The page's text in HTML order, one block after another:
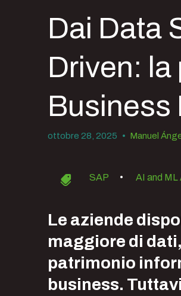
Dai Data
Driven:
Business
ottobre 28, 2025 • Manuel
SAP • AI and ML
Le aziende
maggiore di
patrimonio
business.